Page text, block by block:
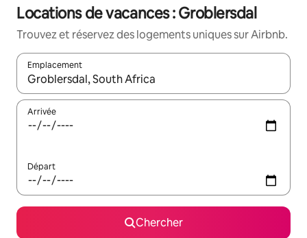
Locations de vacances : Groblersdal
Trouvez et réservez des logements uniques sur Airbnb.
Emplacement
Quand les résultats sont affichés, parcourez-les en utilisant
Arrivée
Départ
Chercher